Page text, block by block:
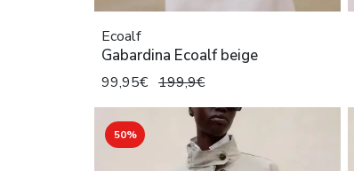
Ecoalf
Gabardina Ecoalf beige
99,95€ 199,9€
50%